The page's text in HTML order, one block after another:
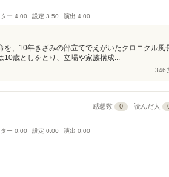
ー 4.00 設定 3.50 演出 4.00
を、10年きざみの部立てでえがいたクロニクル風
10歳としをとり、立場や家族構成...
346
感想数 0 読んだ人
ー 0.00 設定 0.00 演出 0.00